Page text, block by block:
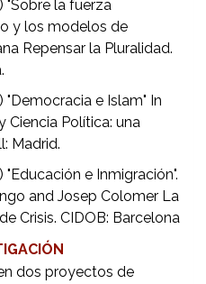
"Sobre la fuerza
y los modelos de
Repensar la Pluralidad.
e Islam" In
Ciencia Política: una
Madrid.
e Inmigración".
and Josep Colomer La
Crisis. CIDOB: Barcelona
dos proyectos de